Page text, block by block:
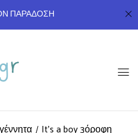
ΠΑΡΑΔΟΣΗ
It’s a boy 3όροφη